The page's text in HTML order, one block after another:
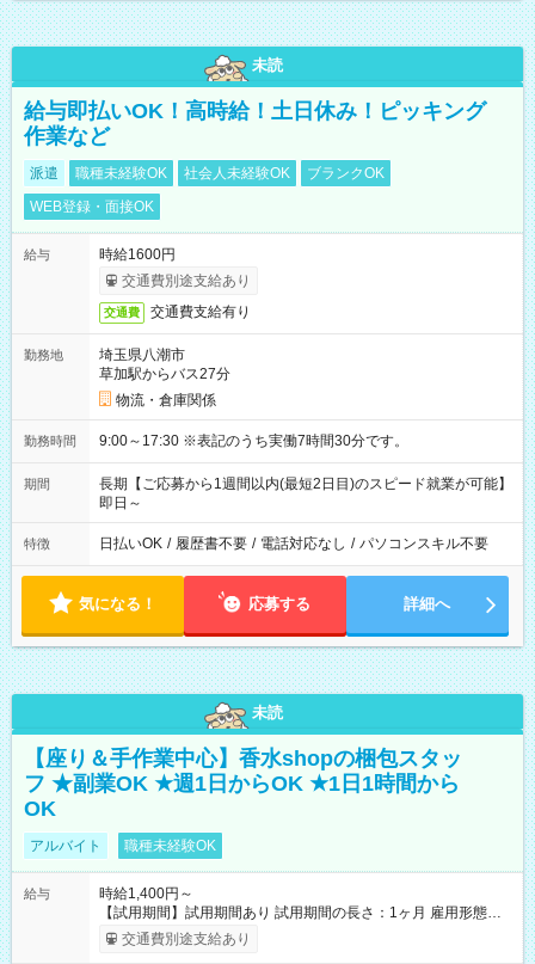
未読
給与即払いOK！高時給！土日休み！ピッキング
作業など
派遣 職種未経験OK 社会人未経験OK
ブランクOK
WEB登録・面接OK
給与
時給1600円
交通費別途支給あり
交通費 交通費支給有り
勤務地
埼玉県八潮市
草加駅からバス27分
物流・倉庫関係
勤務時間 9:00～17:30 ※表記のうち実働7時間30分です。
期間
長期【ご応募から1週間以内(最短2日目)のスピード就業が可能】
即日～
特徴 日払いOK / 履歴書不要 / 電話対応なし / パソコンスキル不要
気になる！ 応募する 詳細へ
未読
【座り＆手作業中心】香水shopの梱包スタッ
フ ★副業OK ★週1日からOK ★1日1時間から
OK
アルバイト 職種未経験OK
給与
時給1,400円～
【試用期間】試用期間あり 試用期間の長さ：1ヶ月 雇用形態、
給与は本採用時と同じです。
交通費別途支給あり